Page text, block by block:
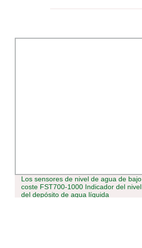
Los sensores de nivel de agua de bajo
coste FST700-1000 Indicador del nivel
del depósito de agua líquida